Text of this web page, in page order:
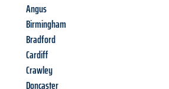
Angus
Birmingham
Bradford
Cardiff
Crawley
Doncaster